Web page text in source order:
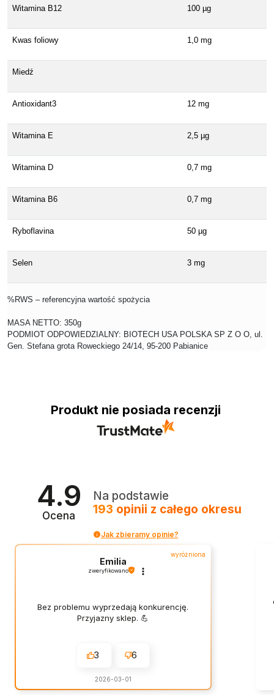
Witamina B12 100 µg
Kwas foliowy 1,0 mg
Miedź
Antioxidant3 12 mg
Witamina E 2,5 µg
Witamina D 0,7 mg
Witamina B6 0,7 mg
Ryboflavina 50 µg
Selen 3 mg
%RWS – referencyjna wartość spożycia
MASA NETTO: 350g
PODMIOT ODPOWIEDZIALNY: BIOTECH USA POLSKA SP Z O O, ul.
Gen. Stefana grota Roweckiego 24/14, 95-200 Pabianice
Produkt nie posiada recenzji
4.9
Ocena
Na podstawie
193 opinii z całego okresu
Jak zbieramy opinie?
wyróżniona
Emilia
zweryfikowano
Bez problemu wyprzedają konkurencję.
Przyjazny sklep. 💪
3 6
2026-03-01